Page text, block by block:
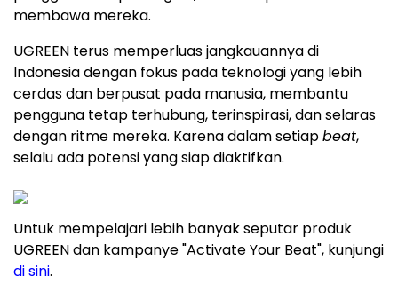
membawa mereka.
UGREEN terus memperluas jangkauannya di
Indonesia dengan fokus pada teknologi yang lebih
cerdas dan berpusat pada manusia, membantu
pengguna tetap terhubung, terinspirasi, dan selaras
dengan ritme mereka. Karena dalam setiapbeat,
selalu ada potensi yang siap diaktifkan.
Untuk mempelajari lebih banyak seputar produk
UGREEN dan kampanye "Activate Your Beat", kunjungi
di sini.